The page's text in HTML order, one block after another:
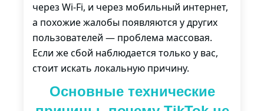
через Wi-Fi, и через мобильный интернет,
а похожие жалобы появляются у других
пользователей — проблема массовая.
Если же сбой наблюдается только у вас,
стоит искать локальную причину.
Основные технические